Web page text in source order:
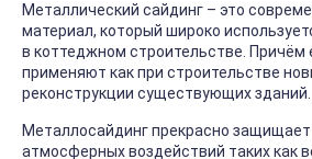
Металлический сайдинг – это
материал, который широко
в коттеджном строительстве. Причём
применяют как при строительстве
реконструкции существующих зданий.
Металлосайдинг прекрасно
атмосферных воздействий таких как